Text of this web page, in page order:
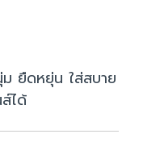
ยืดหยุ่น ใส่สบาย
ได้